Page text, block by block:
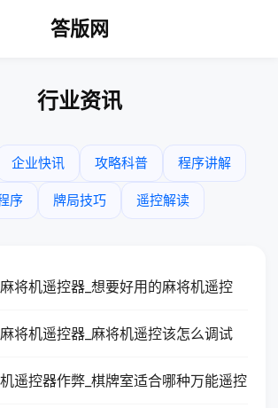
答版网
行业资讯
企业快讯 攻略科普 程序讲解
序 牌局技巧 遥控解读
将机遥控器_想要好用的麻将机遥控
将机遥控器_麻将机遥控该怎么调试
遥控器作弊_棋牌室适合哪种万能遥控